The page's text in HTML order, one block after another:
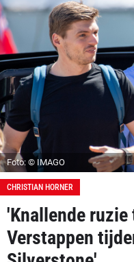
Foto: © IMAGO
CHRISTIAN HORNER
'Knallende
Verstappen